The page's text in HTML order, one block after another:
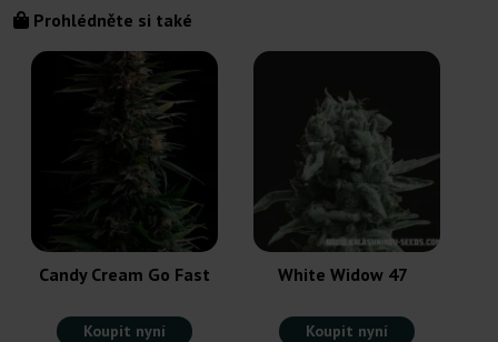
Prohlédněte si také
Candy Cream Go Fast
Koupit nyní
White Widow 47
Koupit nyní